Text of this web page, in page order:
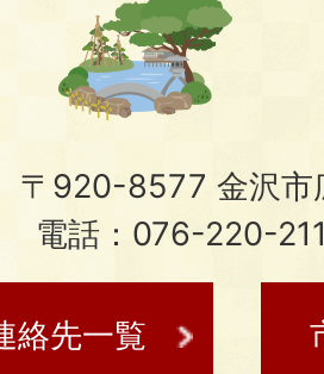
〒920-8577 金沢市
電話：076-220-
絡先一覧